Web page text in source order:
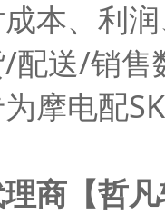
本、利
配送/销
摩电配
商【哲